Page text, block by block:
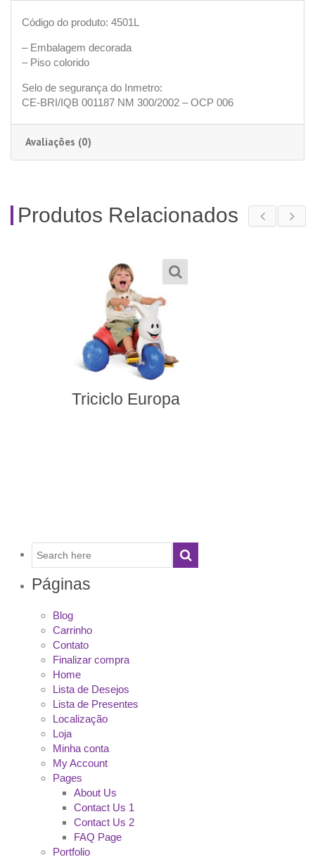
Código do produto: 4501L
– Embalagem decorada
– Piso colorido
Selo de segurança do Inmetro:
CE-BRI/IQB 001187 NM 300/2002 – OCP 006
Avaliações (0)
Produtos Relacionados
TRICICLO ZOOTICO
Páginas
Blog
Carrinho
Contato
Finalizar compra
Home
Lista de Desejos
Lista de Presentes
Localização
Loja
Minha conta
My Account
Pages
About Us
Contact Us 1
Contact Us 2
FAQ Page
Portfolio